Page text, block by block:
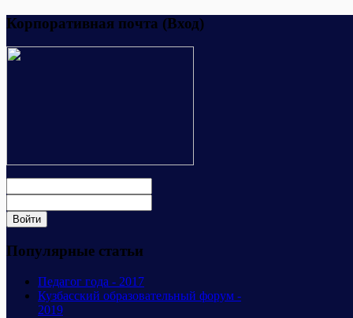
Корпоративная почта (Вход)
Популярные статьи
Педагог года - 2017
Кузбасский образовательный форум -
2019